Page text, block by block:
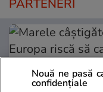
PARTENERI
Nouă ne pasă
confidențiale